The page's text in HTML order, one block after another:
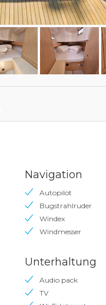
Navigation
Autopilot
Bugstrahlruder
Windex
Windmesser
Unterhaltung
Audio pack
TV